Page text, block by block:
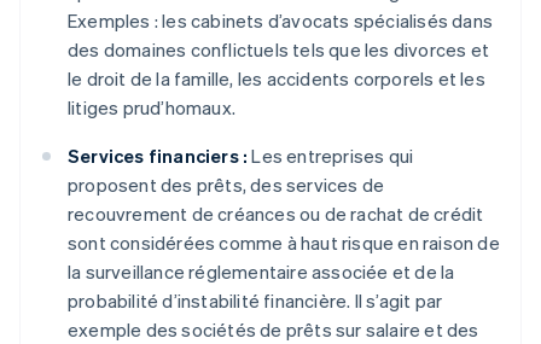
Exemples : les cabinets d’avocats spécialisés dans
des domaines conflictuels tels que les divorces et
le droit de la famille, les accidents corporels et les
litiges prud’homaux.
Services financiers : Les entreprises qui
proposent des prêts, des services de
recouvrement de créances ou de rachat de crédit
sont considérées comme à haut risque en raison de
la surveillance réglementaire associée et de la
probabilité d’instabilité financière. Il s’agit par
exemple des sociétés de prêts sur salaire et des